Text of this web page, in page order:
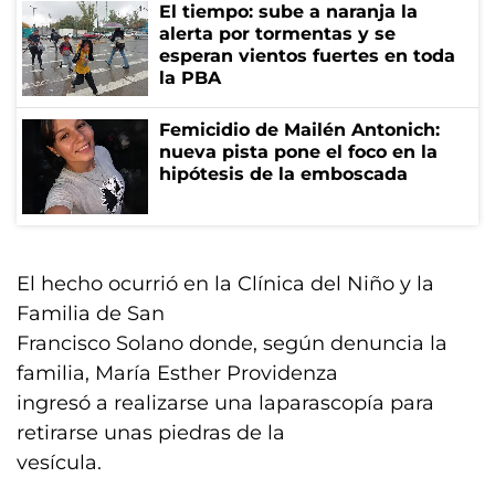
El tiempo: sube a naranja la
alerta por tormentas y se
esperan vientos fuertes en toda
la PBA
Femicidio de Mailén Antonich:
nueva pista pone el foco en la
hipótesis de la emboscada
El hecho ocurrió en la Clínica del Niño y la
Familia de San
Francisco Solano donde, según denuncia la
familia, María Esther Providenza
ingresó a realizarse una laparascopía para
retirarse unas piedras de la
vesícula.